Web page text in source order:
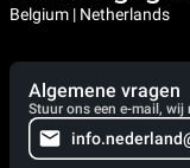
Belgium | Netherlands
Algemene vragen
Stuur ons een e-mail,